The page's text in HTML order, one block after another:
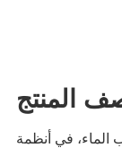
المنتج
الماء، في أنظمة